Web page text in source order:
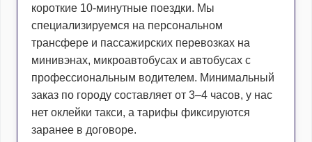
короткие 10-минутные поездки. Мы
специализируемся на персональном
трансфере и пассажирских перевозках на
минивэнах, микроавтобусах и автобусах с
профессиональным водителем. Минимальный
заказ по городу составляет от 3–4 часов, у нас
нет оклейки такси, а тарифы фиксируются
заранее в договоре.